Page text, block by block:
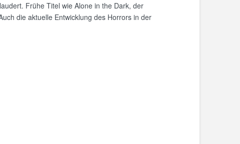
Frühe Titel wie Alone in the Dark, der
die aktuelle Entwicklung des Horrors in der